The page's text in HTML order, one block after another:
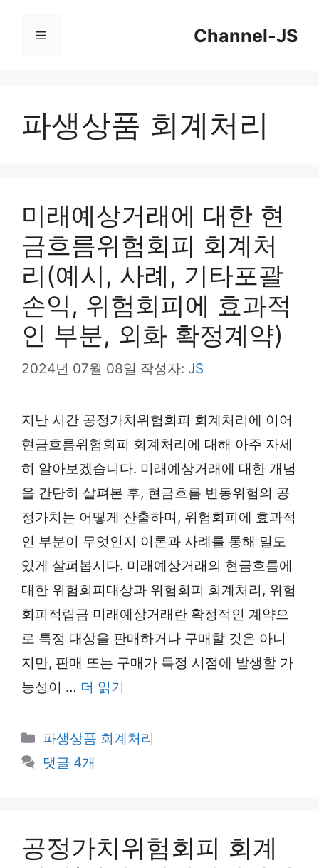
Channel-JS
메
파생상품 회계처리
미래예상거래에 대한 현
금흐름위험회피 회계처
리(예시, 사례, 기타포괄
손익, 위험회피에 효과적
인 부분, 외화 확정계약)
2024년 07월 08일 작성자: JS
지난 시간 공정가치위험회피 회계처리에 이어
현금흐름위험회피 회계처리에 대해 아주 자세
히 알아보겠습니다. 미래예상거래에 대한 개념
을 간단히 살펴본 후, 현금흐름 변동위험의 공
정가치는 어떻게 산출하며, 위험회피에 효과적
인 부분이 무엇인지 이론과 사례를 통해 밀도
있게 살펴봅시다. 미래예상거래의 현금흐름에
대한 위험회피대상과 위험회피 회계처리, 위험
회피적립금 미래예상거래란 확정적인 계약으
로 특정 대상을 판매하거나 구매할 것은 아니
지만, 판매 또는 구매가 특정 시점에 발생할 가
능성이 … 더 읽기
카
테
고
파생상품 회계처리
댓글 4개
공정가치위험회피 회계